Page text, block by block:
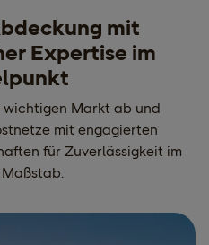
mit
Expertise im
Markt ab und
mit engagierten
für Zuverlässigkeit im